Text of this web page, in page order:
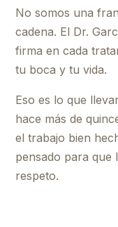
No somos una
cadena. El Dr.
firma en cada
tu boca y tu vida.
Eso es lo que
hace más de
el trabajo bien
pensado para que
respeto.